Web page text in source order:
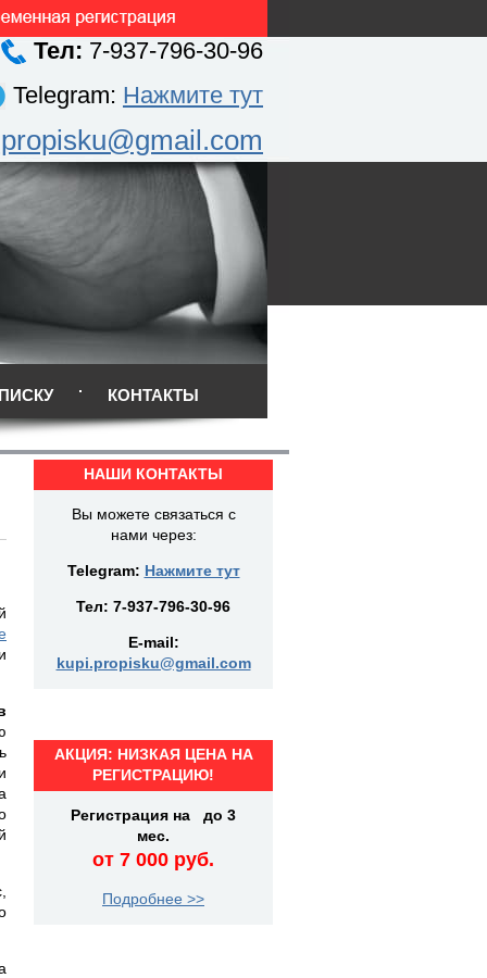
Тел: 7-937-796-30-96
Telegram: Нажмите тут
КОНТАКТЫ
НАШИ КОНТАКТЫ
Вы можете связаться с
нами через:
Telegram: Нажмите тут
Тел: 7-937-796-30-96
E-mail:
kupi.propisku@gmail.com
АКЦИЯ: НИЗКАЯ ЦЕНА НА
РЕГИСТРАЦИЮ!
Регистрация на до 3
мес.
от 7 000 руб.
Подробнее >>